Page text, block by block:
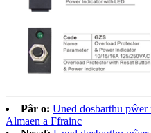
Pâr o: Uned dosbarthu
Almaen a Ffrainc